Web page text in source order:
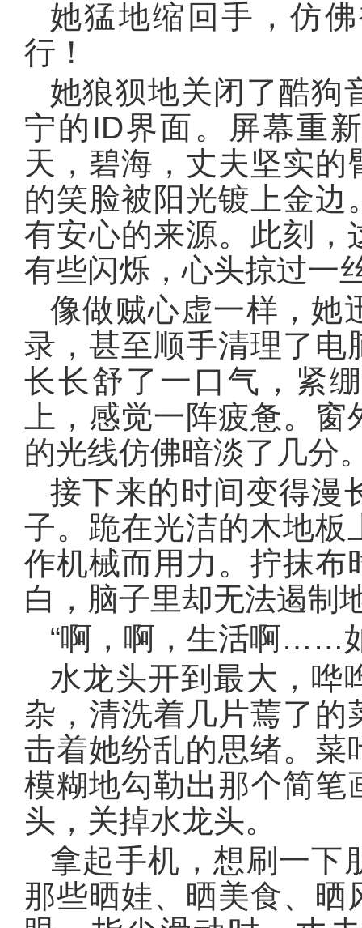
她猛地缩回手，仿
行！
她狼狈地关闭了酷狗
宁的ID界面。屏幕重
天，碧海，丈夫坚实
的笑脸被阳光镀上金
有安心的来源。此刻，
有些闪烁，心头掠过一
像做贼心虚一样，她
录，甚至顺手清理了电
长长舒了一口气，紧
上，感觉一阵疲惫。
的光线仿佛暗淡了几分
接下来的时间变得漫
子。跪在光洁的木地板
作机械而用力。拧抹布
白，脑子里却无法遏制
“啊，啊，生活啊……
水龙头开到最大，哗
杂，清洗着几片蔫了
击着她纷乱的思绪。菜
模糊地勾勒出那个简笔
头，关掉水龙头。
拿起手机，想刷一下
那些晒娃、晒美食、